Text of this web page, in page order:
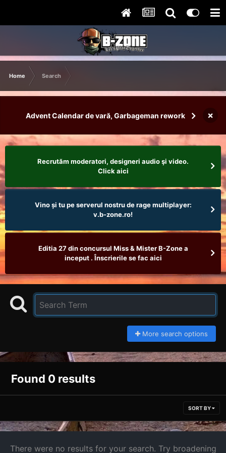
Home Search
Advent Calendar de vară, Garbageman rework ×
Recrutăm moderatori, designeri audio şi video.
Click aici
Vino și tu pe serverul nostru de rage multiplayer:
v.b-zone.ro!
Editia 27 din concursul Miss & Mister B-Zone a
inceput . Înscrierile se fac aici
More search options
Found 0 results
SORT BY
There were no results for your search. Try broadening